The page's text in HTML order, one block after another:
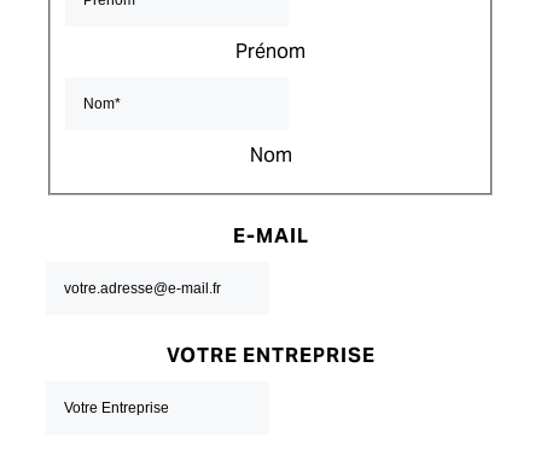
Prénom
Nom
E-MAIL
VOTRE ENTREPRISE